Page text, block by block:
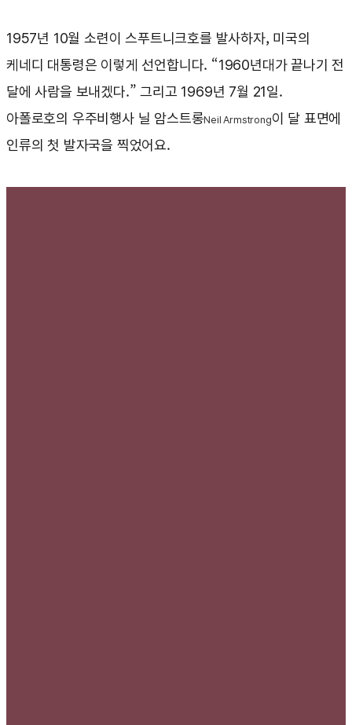
1957년 10월 소련이 스푸트니크호를 발사하자, 미국의
케네디 대통령은 이렇게 선언합니다. “1960년대가 끝나기 전
달에 사람을 보내겠다.” 그리고 1969년 7월 21일.
아폴로호의 우주비행사 닐 암스트롱Neil Armstrong이 달 표면에
인류의 첫 발자국을 찍었어요.